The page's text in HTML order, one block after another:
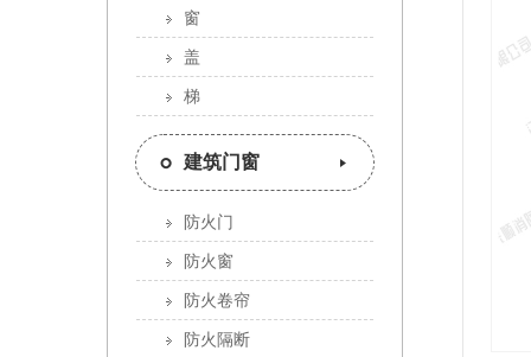
窗
盖
梯
建筑门窗
防火门
防火窗
防火卷帘
防火隔断